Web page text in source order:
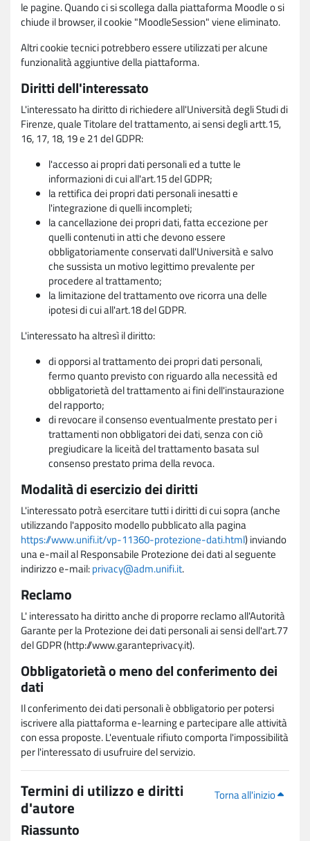
le pagine. Quando ci si scollega dalla piattaforma Moodle o si
chiude il browser, il cookie "MoodleSession" viene eliminato.
Altri cookie tecnici potrebbero essere utilizzati per alcune
funzionalità aggiuntive della piattaforma.
Diritti dell'interessato
L'interessato ha diritto di richiedere all'Università degli Studi di
Firenze, quale Titolare del trattamento, ai sensi degli artt.15,
16, 17, 18, 19 e 21 del GDPR:
l'accesso ai propri dati personali ed a tutte le
informazioni di cui all'art.15 del GDPR;
la rettifica dei propri dati personali inesatti e
l'integrazione di quelli incompleti;
la cancellazione dei propri dati, fatta eccezione per
quelli contenuti in atti che devono essere
obbligatoriamente conservati dall'Università e salvo
che sussista un motivo legittimo prevalente per
procedere al trattamento;
la limitazione del trattamento ove ricorra una delle
ipotesi di cui all'art.18 del GDPR.
L'interessato ha altresì il diritto:
di opporsi al trattamento dei propri dati personali,
fermo quanto previsto con riguardo alla necessità ed
obbligatorietà del trattamento ai fini dell'instaurazione
del rapporto;
di revocare il consenso eventualmente prestato per i
trattamenti non obbligatori dei dati, senza con ciò
pregiudicare la liceità del trattamento basata sul
consenso prestato prima della revoca.
Modalità di esercizio dei diritti
L'interessato potrà esercitare tutti i diritti di cui sopra (anche
utilizzando l'apposito modello pubblicato alla pagina
https://www.unifi.it/vp-11360-protezione-dati.html) inviando
una e-mail al Responsabile Protezione dei dati al seguente
indirizzo e-mail:privacy@adm.unifi.it.
Reclamo
L' interessato ha diritto anche di proporre reclamo all'Autorità
Garante per la Protezione dei dati personali ai sensi dell'art.77
del GDPR (http://www.garanteprivacy.it).
Obbligatorietà o meno del conferimento dei
dati
Il conferimento dei dati personali è obbligatorio per potersi
iscrivere alla piattaforma e-learning e partecipare alle attività
con essa proposte. L'eventuale rifiuto comporta l'impossibilità
per l'interessato di usufruire del servizio.
Torna all'inizio
Termini di utilizzo e diritti
d'autore
Riassunto